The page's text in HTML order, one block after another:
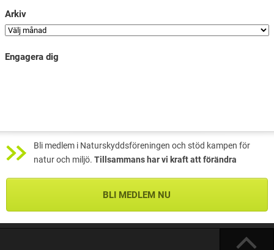
Arkiv
Engagera dig
Bli medlem i Naturskyddsföreningen och stöd kampen för
natur och miljö. Tillsammans har vi kraft att förändra
BLI MEDLEM NU